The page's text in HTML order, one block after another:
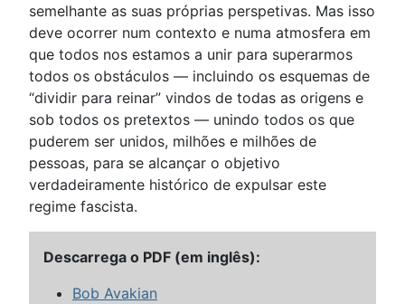
semelhante as suas próprias perspetivas. Mas isso
deve ocorrer num contexto e numa atmosfera em
que todos nos estamos a unir para superarmos
todos os obstáculos — incluindo os esquemas de
“dividir para reinar” vindos de todas as origens e
sob todos os pretextos — unindo todos os que
puderem ser unidos, milhões e milhões de
pessoas, para se alcançar o objetivo
verdadeiramente histórico de expulsar este
regime fascista.
Descarrega o PDF (em inglês):
Bob Avakian